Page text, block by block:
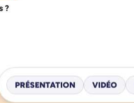
PRÉSENTATION VIDÉO